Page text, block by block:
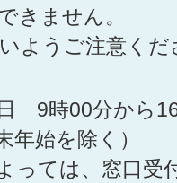
きません。
ようご注意くだ
9時00分から
年始を除く）
っては、窓口受